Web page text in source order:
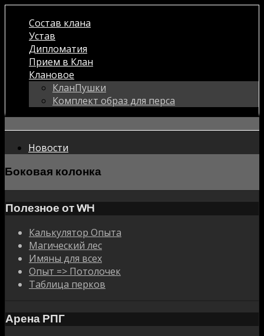
Состав клана
Устав
Дипломатия
Прием в Клан
Клановое
КланПушки
Комплект образ для перса
Новости
Боковая колонка
Полезное от WH
Калькулятор Опыта
Магический лес
Имяны для всех
Опыт => Потолочек
Таблица перков
Арена РПГ